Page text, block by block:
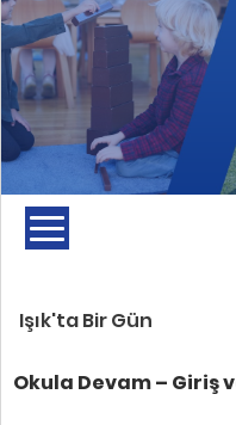
Işık'ta Bir Gün
Okula Devam – Giriş